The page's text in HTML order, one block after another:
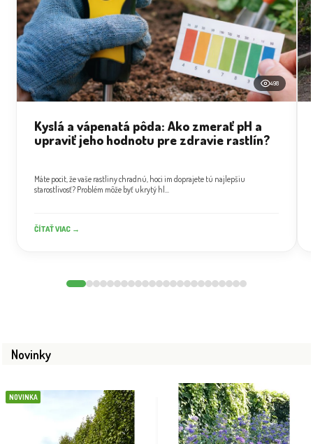
498
Kyslá a vápenatá pôda: Ako zmerať pH a
upraviť jeho hodnotu pre zdravie rastlín?
Máte pocit, že vaše rastliny chradnú, hoci im doprajete tú najlepšiu
starostlivosť? Problém môže byť ukrytý hl...
ČÍTAŤ VIAC →
Novinky
NOVINKA